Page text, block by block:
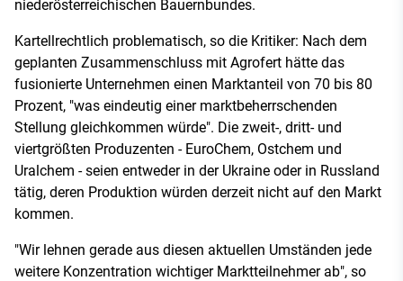
niederösterreichischen Bauernbundes.
Kartellrechtlich problematisch, so die Kritiker: Nach dem
geplanten Zusammenschluss mit Agrofert hätte das
fusionierte Unternehmen einen Marktanteil von 70 bis 80
Prozent, "was eindeutig einer marktbeherrschenden
Stellung gleichkommen würde". Die zweit-, dritt- und
viertgrößten Produzenten - EuroChem, Ostchem und
Uralchem - seien entweder in der Ukraine oder in Russland
tätig, deren Produktion würden derzeit nicht auf den Markt
kommen.
"Wir lehnen gerade aus diesen aktuellen Umständen jede
weitere Konzentration wichtiger Marktteilnehmer ab", so